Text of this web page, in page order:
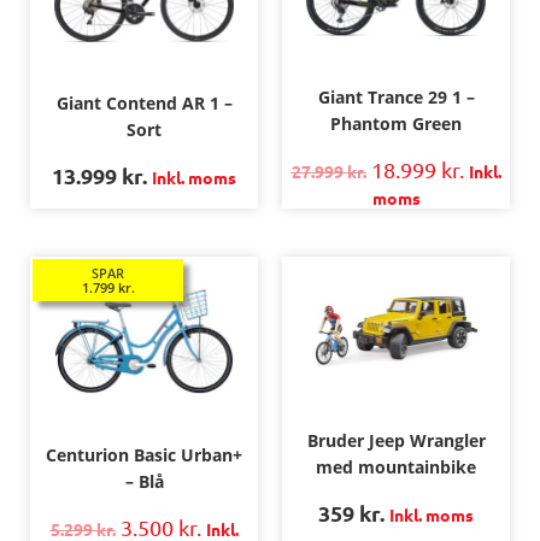
Giant Contend AR 1 –
Sort
13.999 kr. Inkl. moms
Giant Trance 29 1 –
Phantom Green
27.999kr. 18.999 kr. Inkl.
moms
SPAR
1.799 kr.
Centurion Basic Urban+
– Blå
5.299kr. 3.500 kr. Inkl.
Bruder Jeep Wrangler
med mountainbike
359 kr. Inkl. moms